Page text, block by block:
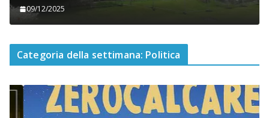
09/12/2025
Categoria della settimana: Politica